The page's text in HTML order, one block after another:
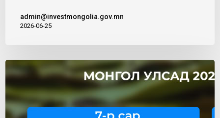
admin@investmongolia.gov.mn
2026-06-25